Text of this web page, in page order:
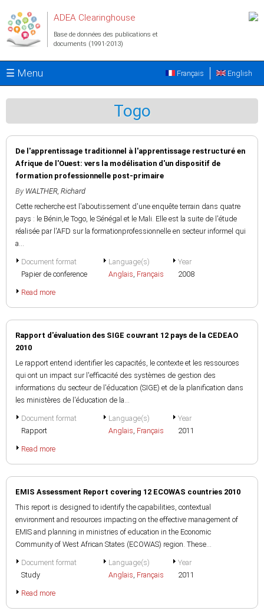
ADEA Clearinghouse
Base de données des publications et
documents (1991-2013)
☰ Menu English
Français
Togo
De l'apprentissage traditionnel à l'apprentissage restructuré en
Afrique de l'Ouest: vers la modélisation d'un dispositif de
formation professionnelle post-primaire
By WALTHER, Richard
Cette recherche est l'aboutissement d'une enquête terrain dans quatre
pays : le Bénin,le Togo, le Sénégal et le Mali. Elle est la suite de l'étude
réalisée par l'AFD sur la formationprofessionnelle en secteur informel qui
a...
Document format
Papier de conference
Language(s)
Anglais, Français
Year
2008
Read more
Rapport d'évaluation des SIGE couvrant 12 pays de la CEDEAO
2010
Le rapport entend identifier les capacités, le contexte et les ressources
qui ont un impact sur l'efficacité des systèmes de gestion des
informations du secteur de l'éducation (SIGE) et de la planification dans
les ministères de l'éducation de la...
Document format
Rapport
Language(s)
Anglais, Français
Year
2011
Read more
EMIS Assessment Report covering 12 ECOWAS countries 2010
This report is designed to identify the capabilities, contextual
environment and resources impacting on the effective management of
EMIS and planning in ministries of education in the Economic
Community of West African States (ECOWAS) region. These...
Document format
Study
Language(s)
Anglais, Français
Year
2011
Read more